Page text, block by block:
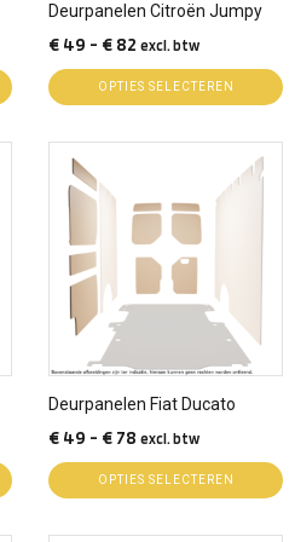
Deurpanelen Citroën Jumpy
€ 49 - € 82 Prijsklasse:
€ 49
tot
excl. btw
OPTIES SELECTEREN
worden
op
de
productpagina
Deurpanelen Fiat Ducato
€ 49 - € 78 Prijsklasse:
€ 49
tot
excl. btw
OPTIES SELECTEREN
product
heeft
meerdere
variaties.
optie
worden
op
de
productpagina